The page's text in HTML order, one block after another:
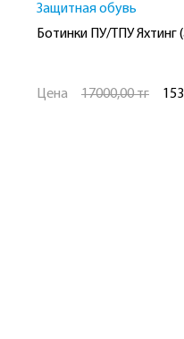
Защитная обувь
Ботинки ПУ/ТПУ Яхтинг
Цена 17000,00 тг